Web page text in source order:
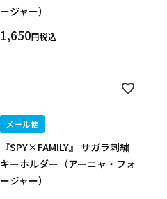
ージャー）
1,650 税込
メール便
『SPY×FAMILY』 サガラ刺繍
キーホルダー（アーニャ・フォ
ージャー）